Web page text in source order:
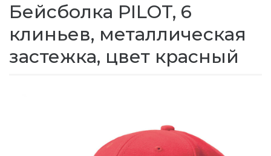
Бейсболка PILOT, 6
клиньев, металлическая
застежка, цвет красный